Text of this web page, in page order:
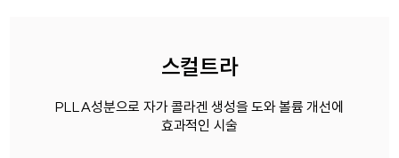
스컬트라
PLLA성분으로 자가 콜라겐 생성을 도와 볼륨 개선에
효과적인 시술